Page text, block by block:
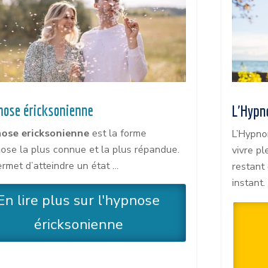
éricksonienne
ericksonienneest la forme
la plus connue et la plus répandue.
d’atteindre un état …
lire plus sur l'hypnose
éricksonienne
vivre
restant
instant.